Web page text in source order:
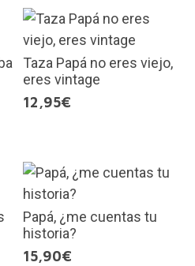
Taza Papá no eres viejo,
eres vintage
12,95€
Papá, ¿me cuentas tu
historia?
15,90€